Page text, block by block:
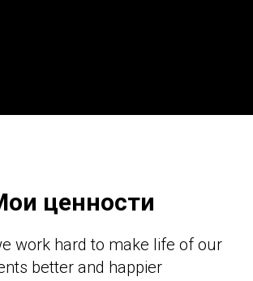
ценности
work hard to make life of our
better and happier